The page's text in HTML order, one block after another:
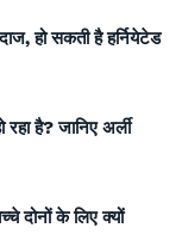
हो सकती है हर्नियेटेड
है? जानिए अर्ली
दोनों के लिए क्यों